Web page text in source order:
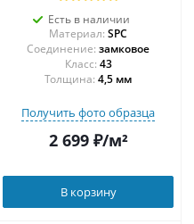
Есть в наличии
Материал: SPC
Соединение: замковое
43
Толщина: 4,5 мм
Получить фото образца
2 699₽/м²
В корзину